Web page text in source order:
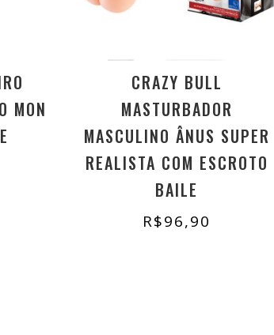
MON
CRAZY BULL
MASTURBADOR
MASCULINO ÂNUS SUPER
REALISTA COM ESCROTO
BAILE
R$96,90